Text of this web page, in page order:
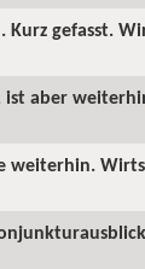
gefasst.
aber
weiterhin.